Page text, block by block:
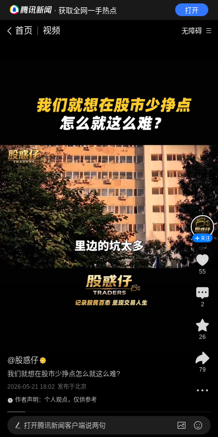
· 获取全网一手热点 打开
首页 视频 无障碍
@股惑仔
我们就想在股市少挣点怎么就这么难?
2026-05-21 18:02 发布于北京
作者声明：个人观点，仅供参考
关注
55
2
26
79
打开腾讯新闻客户端说两句